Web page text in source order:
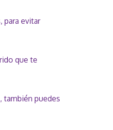
para evitar
que te
también puedes